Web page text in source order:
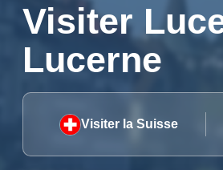
Visiter
Lucerne
Visiter la Suisse